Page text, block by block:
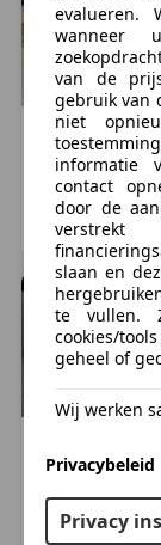
Renault Laguna
€ 944
179.440 km, 01/
EEMNES, NL
€ 2.999
241.910 km, 10/
evalueren.
wanneer
van de
gebruik van
niet
informatie
contact
door de
slaan en
te vullen.
cookies/
geheel of
Wij werken
Privacybeleid
Privacy